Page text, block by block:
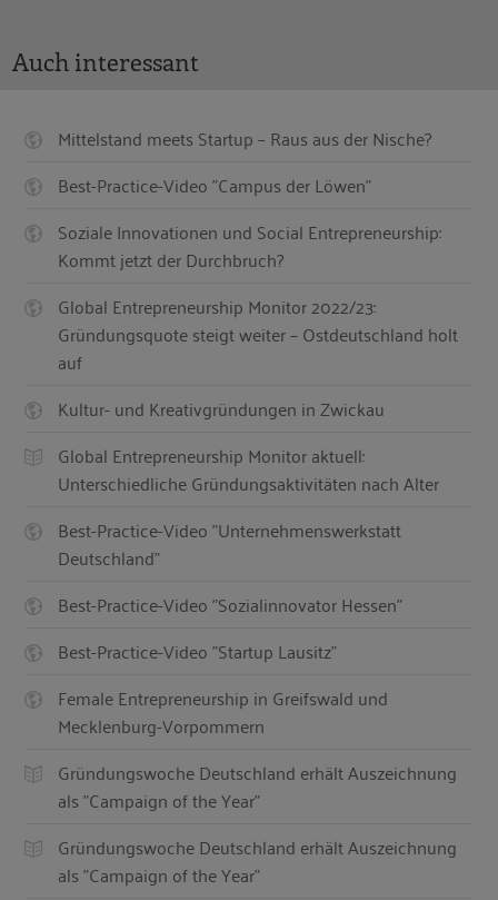
Auch interessant
Mittelstand meets Startup – Raus aus der Nische?
Best-Practice-Video "Campus der Löwen"
Soziale Innovationen und Social Entrepreneurship:
Kommt jetzt der Durchbruch?
Global Entrepreneurship Monitor 2022/23:
Gründungsquote steigt weiter – Ostdeutschland holt
auf
Kultur- und Kreativgründungen in Zwickau
Global Entrepreneurship Monitor aktuell:
Unterschiedliche Gründungsaktivitäten nach Alter
Best-Practice-Video "Unternehmenswerkstatt
Deutschland"
Best-Practice-Video "Sozialinnovator Hessen"
Best-Practice-Video "Startup Lausitz"
Female Entrepreneurship in Greifswald und
Mecklenburg-Vorpommern
Gründungswoche Deutschland erhält Auszeichnung
als "Campaign of the Year"
Gründungswoche Deutschland erhält Auszeichnung
als "Campaign of the Year"